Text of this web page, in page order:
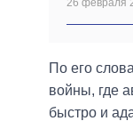
По его
войны, где
быстро и